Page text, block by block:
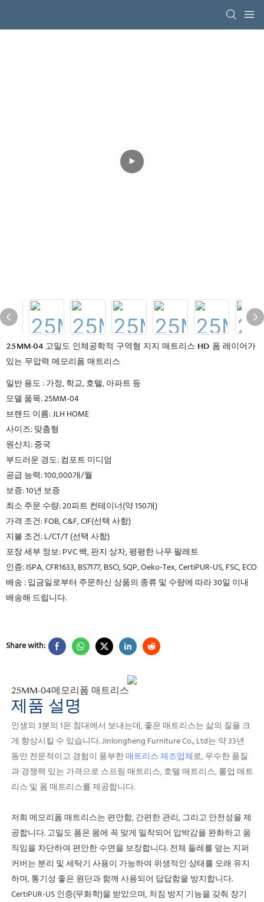
25MM-04 고밀도 인체공학적 구역형 지지 매트리스 HD 폼 레이어가
있는 무압력 메모리폼 매트리스
일반 용도 : 가정, 학교, 호텔, 아파트 등
모델 품목: 25MM-04
브랜드 이름: JLH HOME
사이즈: 맞춤형
원산지: 중국
부드러운 경도: 컴포트 미디엄
공급 능력: 100,000개/월
보증: 10년 보증
최소 주문 수량: 20피트 컨테이너(약 150개)
가격 조건: FOB, C&F, CIF(선택 사항)
지불 조건: L/CT/T (선택 사항)
포장 세부 정보: PVC 백, 판지 상자, 평평한 나무 팔레트
인증: ISPA, CFR1633, BS7177, BSCI, SQP, Oeko-Tex, CertiPUR-US, FSC, ECO
배송 : 입금일로부터 주문하신 상품의 종류 및 수량에 따라 30일 이내
배송해 드립니다.
Share with:
25MM-04메모리폼 매트리스
제품 설명
인생의 3분의 1은 침대에서 보내는데, 좋은 매트리스는 삶의 질을 크
게 향상시킬 수 있습니다.Jinlongheng Furniture Co., Ltd는 약 33년
동안 전문적이고 경험이 풍부한매트리스 제조업체로, 우수한 품질
과 경쟁력 있는 가격으로 스프링 매트리스, 호텔 매트리스, 롤업 매트
리스 및 폼 매트리스를 제공합니다.
저희 메모리폼 매트리스는 편안함, 간편한 관리, 그리고 안전성을 제
공합니다. 고밀도 폼은 몸에 꼭 맞게 밀착되어 압박감을 완화하고 움
직임을 차단하여 편안한 수면을 보장합니다.전체 둘레를 덮는 지퍼
커버는 분리 및 세탁기 사용이 가능하여 위생적인 ​​상태를 오래 유지
하며, 통기성 좋은 원단과 함께 사용되어 답답함을 방지합니다.
CertiPUR-US 인증(무화학)을 받았으며, 처짐 방지 기능을 갖춰 장기